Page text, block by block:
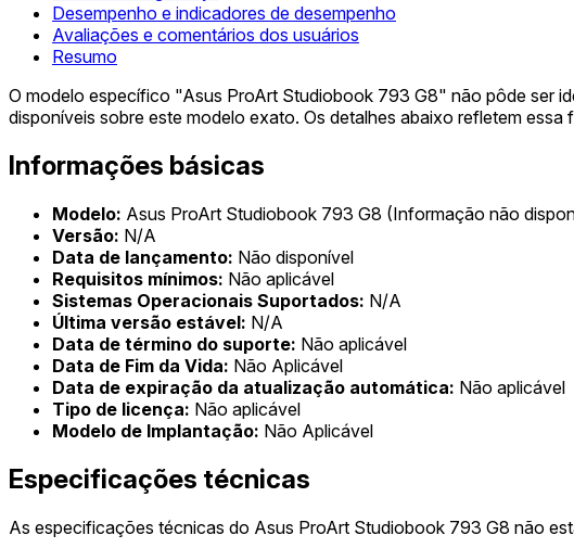
Desempenho e indicadores de desempenho
Avaliações e comentários dos usuários
Resumo
O modelo específico "Asus ProArt Studiobook 793 G8" não pôde ser
disponíveis sobre este modelo exato. Os detalhes abaixo refletem
Informações básicas
Modelo: Asus ProArt Studiobook 793 G8 (Informação não
Versão: N/A
Data de lançamento: Não disponível
Requisitos mínimos: Não aplicável
Sistemas Operacionais Suportados: N/A
Última versão estável: N/A
Data de término do suporte: Não aplicável
Data de Fim da Vida: Não Aplicável
Data de expiração da atualização automática: Não aplicável
Tipo de licença: Não aplicável
Modelo de Implantação: Não Aplicável
Especificações técnicas
As especificações técnicas do Asus ProArt Studiobook 793 G8 não